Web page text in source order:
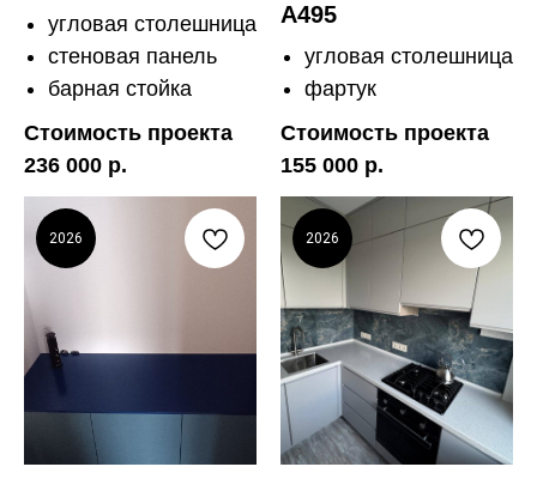
угловая столешница
стеновая панель
барная стойка
Стоимость проекта
236 000 р.
A495
угловая столешница
фартук
Стоимость проекта
155 000 р.
2026 2026